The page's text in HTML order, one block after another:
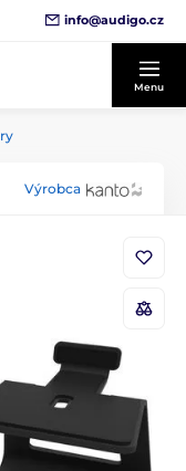
info@audigo.cz
Menu
Výrobca